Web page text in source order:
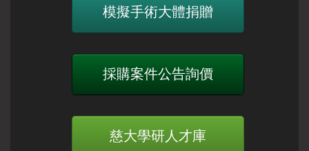
模擬手術大體捐贈
採購案件公告詢價
慈大學研人才庫